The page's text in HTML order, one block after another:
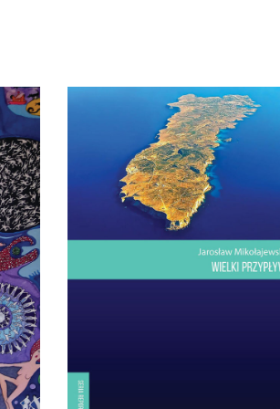
–
się
w
[EBOOK] Jarosław
Mikołajewski – WIELKI
PRZYPŁYW
Lampedusa. Włoska wyspa, choć
bliżej stąd do Afryki niż do Włoch.
Dwadzieścia kilometrów
kwadratowych lądu na Morzu
Śródziemnym. Najwyższe